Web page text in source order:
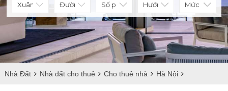
Số phòng Hướng nhà Mức giá
Nhà Đất Nhà đất cho thuê Cho thuê nhà Hà Nội